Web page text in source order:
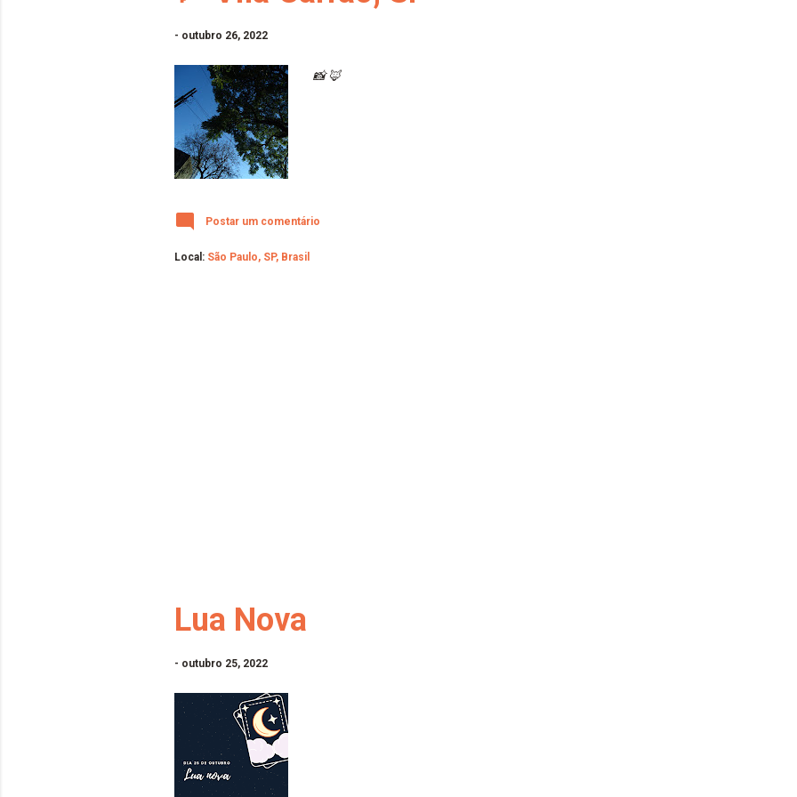
- outubro 26, 2022
📸 🦊
Postar um comentário
Local: São Paulo, SP, Brasil
Lua Nova
- outubro 25, 2022